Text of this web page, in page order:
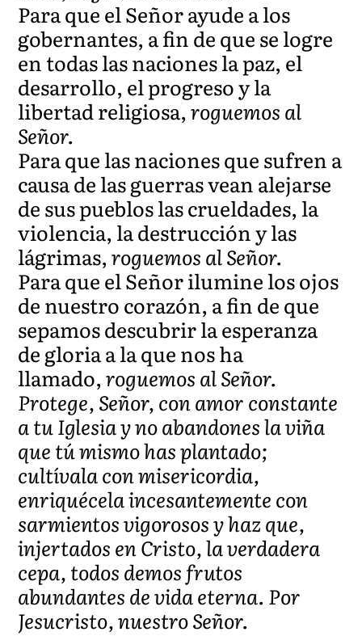
Para que el Señor ayude a los
gobernantes, a fin de que se logre
en todas las naciones la paz, el
desarrollo, el progreso y la
libertad religiosa,roguemos al
Señor.
Para que las naciones que sufren a
causa de las guerras vean alejarse
de sus pueblos las crueldades, la
violencia, la destrucción y las
lágrimas,roguemos al Señor.
Para que el Señor ilumine los ojos
de nuestro corazón, a fin de que
sepamos descubrir la esperanza
de gloria a la que nos ha
llamado,roguemos al Señor.
Protege, Señor, con amor constante
a tu Iglesia y no abandones la viña
que tú mismo has plantado;
cultívala con misericordia,
enriquécela incesantemente con
sarmientos vigorosos y haz que,
injertados en Cristo, la verdadera
cepa, todos demos frutos
abundantes de vida eterna. Por
Jesucristo, nuestro Señor.